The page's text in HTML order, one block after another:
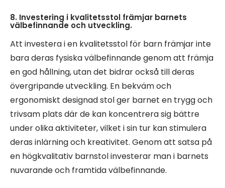
8. Investering i kvalitetsstol främjar barnets
välbefinnande och utveckling.
Att investera i en kvalitetsstol för barn främjar inte
bara deras fysiska välbefinnande genom att främja
en god hållning, utan det bidrar också till deras
övergripande utveckling. En bekväm och
ergonomiskt designad stol ger barnet en trygg och
trivsam plats där de kan koncentrera sig bättre
under olika aktiviteter, vilket i sin tur kan stimulera
deras inlärning och kreativitet. Genom att satsa på
en högkvalitativ barnstol investerar man i barnets
nuvarande och framtida välbefinnande.